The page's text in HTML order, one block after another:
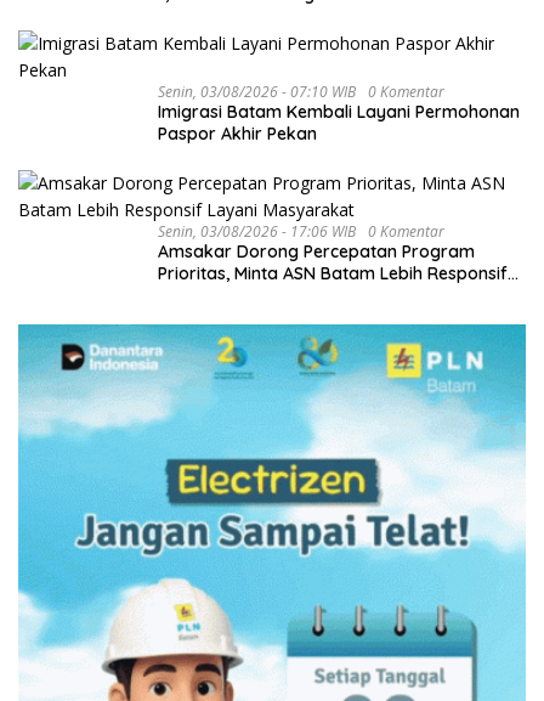
Senin, 03/08/2026 - 07:10 WIB 0 Komentar
Imigrasi Batam Kembali Layani Permohonan
Paspor Akhir Pekan
Senin, 03/08/2026 - 17:06 WIB 0 Komentar
Amsakar Dorong Percepatan Program
Prioritas, Minta ASN Batam Lebih Responsif